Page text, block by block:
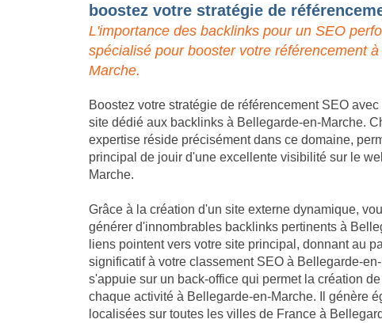
boostez votre stratégie de
L'importance des backlinks pour un SEO
spécialisé pour booster votre référencement
Marche.
Boostez votre stratégie de référencement SEO
site dédié aux backlinks à Bellegarde-en-Marche.
expertise réside précisément dans ce domaine,
principal de jouir d'une excellente visibilité sur le
Marche.
Grâce à la création d'un site externe dynamique,
générer d'innombrables backlinks pertinents à
liens pointent vers votre site principal, donnant au
significatif à votre classement SEO à Bellegarde-
s'appuie sur un back-office qui permet la création
chaque activité à Bellegarde-en-Marche. Il génère
localisées sur toutes les villes de France à